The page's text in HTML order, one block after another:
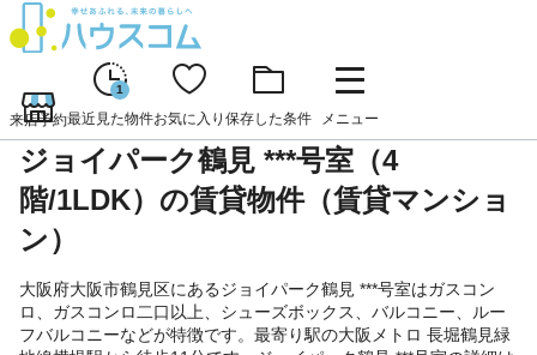
来店予約
1
最近見た物件お気に入り 保存した条件 メニュー
ジョイパーク鶴見 ***号室（4
階/1LDK）の賃貸物件（賃貸マンショ
ン）
大阪府大阪市鶴見区にあるジョイパーク鶴見 ***号室はガスコン
ロ、ガスコンロ二口以上、シューズボックス、バルコニー、ルー
フバルコニーなどが特徴です。最寄り駅の大阪メトロ 長堀鶴見緑